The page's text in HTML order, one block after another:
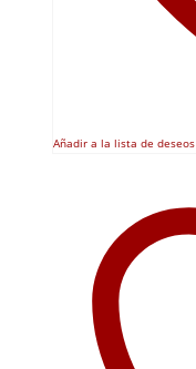
Añadir a la lista de deseos